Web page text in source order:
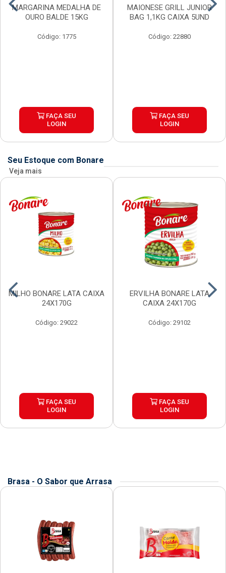
MARGARINA MEDALHA DE
OURO BALDE 15KG
Código: 1775
FAÇA SEU
LOGIN
MAIONESE GRILL JUNIOR
BAG 1,1KG CAIXA 5UND
Código: 22880
FAÇA SEU
LOGIN
Seu Estoque com Bonare
Veja mais
MILHO BONARE LATA CAIXA
24X170G
Código: 29022
FAÇA SEU
LOGIN
ERVILHA BONARE LATA
CAIXA 24X170G
Código: 29102
FAÇA SEU
LOGIN
Brasa - O Sabor que Arrasa